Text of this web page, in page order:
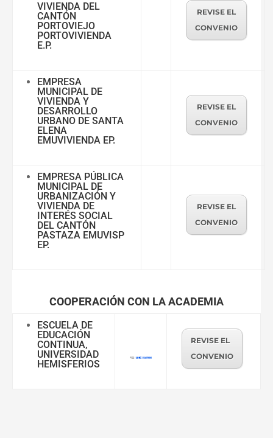
VIVIENDA DEL
CANTÓN
PORTOVIEJO
PORTOVIVIENDA
E.P.
REVISE EL
CONVENIO
EMPRESA
MUNICIPAL DE
VIVIENDA Y
DESARROLLO
URBANO DE SANTA
ELENA
EMUVIVIENDA EP.
REVISE EL
CONVENIO
EMPRESA PÚBLICA
MUNICIPAL DE
URBANIZACIÓN Y
VIVIENDA DE
INTERÉS SOCIAL
DEL CANTÓN
PASTAZA EMUVISP
EP.
REVISE EL
CONVENIO
COOPERACIÓN CON LA ACADEMIA
ESCUELA DE
EDUCACIÓN
CONTINUA,
UNIVERSIDAD
HEMISFERIOS
REVISE EL
CONVENIO